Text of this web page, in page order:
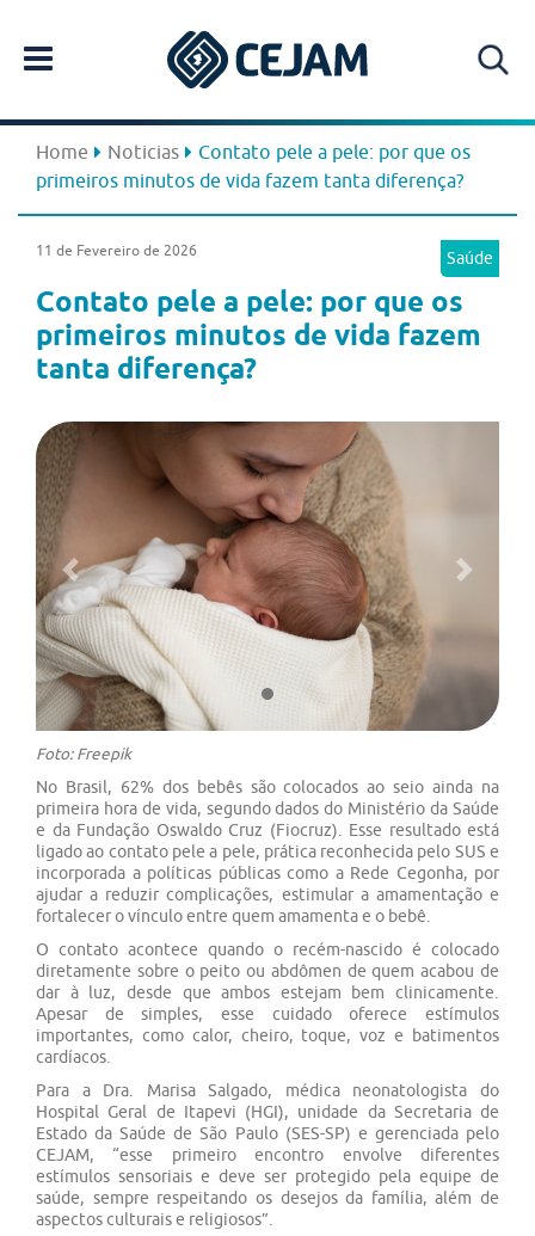
Home Noticias
Contato pele a pele: por que os
primeiros minutos de vida fazem tanta diferença?
Saúde
11 de Fevereiro de 2026
Contato pele a pele: por que os
primeiros minutos de vida fazem
tanta diferença?
Previous Next
Foto: Freepik
No Brasil, 62% dos bebês são colocados ao seio ainda na
primeira hora de vida, segundo dados do Ministério da Saúde
e da Fundação Oswaldo Cruz (Fiocruz). Esse resultado está
ligado ao contato pele a pele, prática reconhecida pelo SUS e
incorporada a políticas públicas como a Rede Cegonha, por
ajudar a reduzir complicações, estimular a amamentação e
fortalecer o vínculo entre quem amamenta e o bebê.
O contato acontece quando o recém-nascido é colocado
diretamente sobre o peito ou abdômen de quem acabou de
dar à luz, desde que ambos estejam bem clinicamente.
Apesar de simples, esse cuidado oferece estímulos
importantes, como calor, cheiro, toque, voz e batimentos
cardíacos.
Para a Dra. Marisa Salgado, médica neonatologista do
Hospital Geral de Itapevi (HGI), unidade da Secretaria de
Estado da Saúde de São Paulo (SES-SP) e gerenciada pelo
CEJAM, “esse primeiro encontro envolve diferentes
estímulos sensoriais e deve ser protegido pela equipe de
saúde, sempre respeitando os desejos da família, além de
aspectos culturais e religiosos”.